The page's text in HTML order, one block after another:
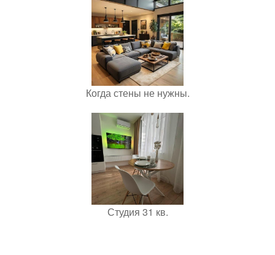
Когда стены не нужны.
Студия 31 кв.